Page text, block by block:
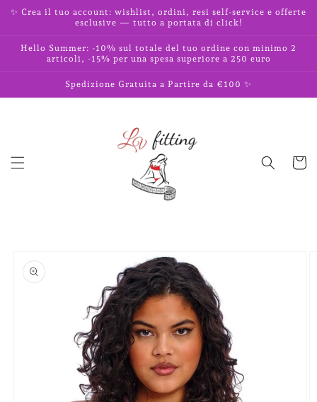
direttamente
✨ Crea il tuo account: wishlist, ordini, resi self-service e offerte
esclusive — tutto a portata di click!
Hello Summer: -10% sul totale del tuo ordine con minimo 2
articoli, -15% per una spesa superiore a 250 euro
Spedizione Gratuita a Partire da €100 ✨
Carrello
informazioni
sul prodotto